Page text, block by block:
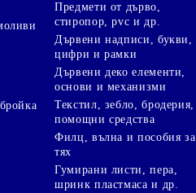
Предмети от дърво,
стиропор, pvc и др.
Дървени надписи, букви,
цифри и рамки
Дървени деко елементи,
основи и механизми
Текстил, зебло, бродерия,
помощни средства
Филц, вълна и пособия за
тях
Гумирани листи, пера,
шринк пластмаса и др.